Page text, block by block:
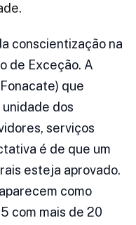
conscientização na
de Exceção. A
que
dos
serviços
é de que um
esteja aprovado.
como
com mais de 20